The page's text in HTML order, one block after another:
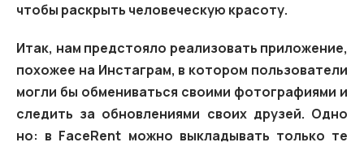
чтобы раскрыть человеческую красоту.
Итак, нам предстояло реализовать приложение,
похожее на Инстаграм, в котором пользователи
могли бы обмениваться своими фотографиями и
следить за обновлениями своих друзей. Одно
но: в FaceRent можно выкладывать только те